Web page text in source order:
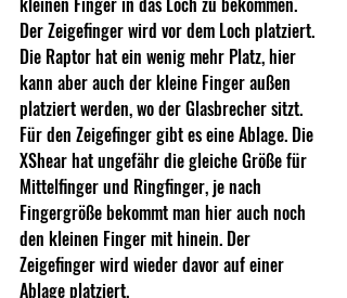
Der Zeigefinger wird vor dem Loch platziert.
Die Raptor hat ein wenig mehr Platz, hier
kann aber auch der kleine Finger außen
platziert werden, wo der Glasbrecher sitzt.
Für den Zeigefinger gibt es eine Ablage. Die
XShear hat ungefähr die gleiche Größe für
Mittelfinger und Ringfinger, je nach
Fingergröße bekommt man hier auch noch
den kleinen Finger mit hinein. Der
Zeigefinger wird wieder davor auf einer
Ablage platziert.